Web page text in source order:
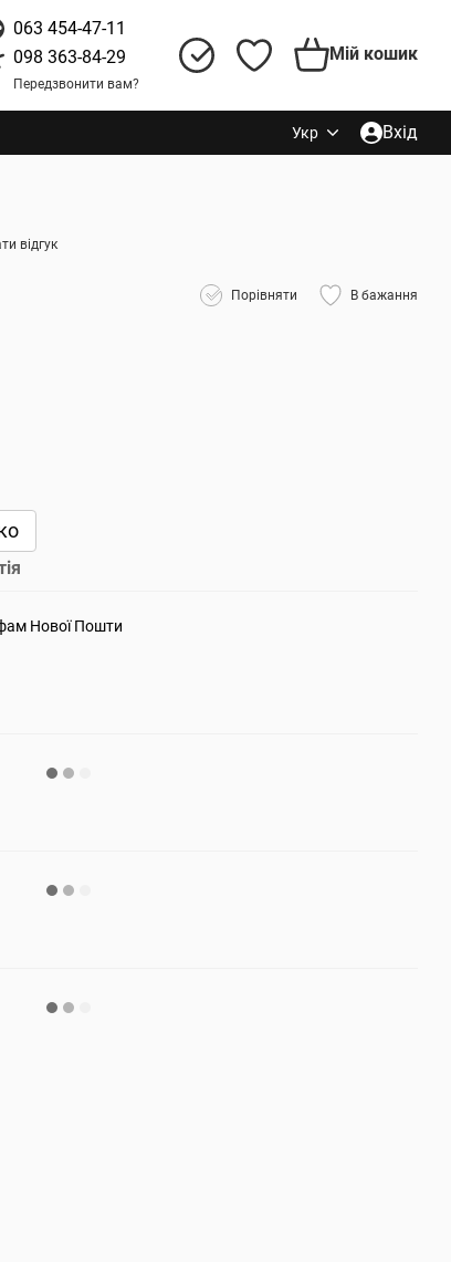
063 454-47-11
098 363-84-29
Передзвонити вам?
Мій кошик
Укр Вхід
відгук
Порівняти В бажання
Нової Пошти